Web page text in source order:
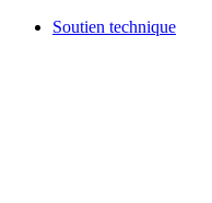
Aller
Soutien technique